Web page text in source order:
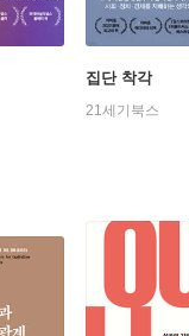
집단 착각
21세기북스